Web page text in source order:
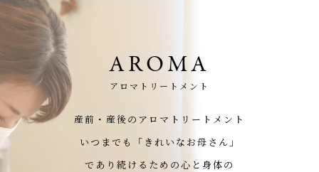
AROMA
アロマトリートメント
産前・産後のアロマトリートメント
いつまでも「きれいなお母さん」
であり続けるための心と身体の